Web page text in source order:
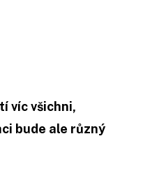
víc všichni,
bude ale různý